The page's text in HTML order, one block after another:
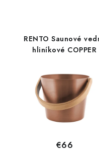
RENTO Saunové
hliníkové COPPER
€66